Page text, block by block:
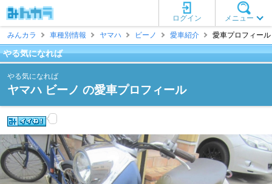
メニュー
ログイン
みんカラ
車種別情報 ヤマハ ビーノ 愛車紹介 愛車プロフィー
やる気になれば
やる気になれば
ヤマハ ビーノ の愛車プロフィール